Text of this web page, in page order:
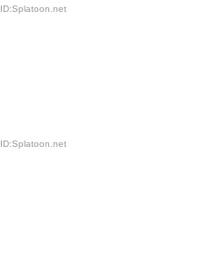
ID:Splatoon.net
ID:Splatoon.net